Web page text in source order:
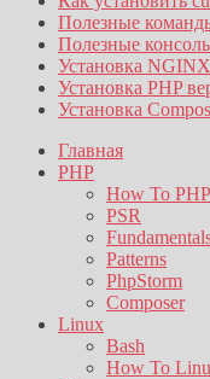
Полезные
Полезные
Установка
Установка PHP
Установка
Главная
PHP
How To PHP
PSR
Patterns
PhpStorm
Composer
Linux
Bash
How To